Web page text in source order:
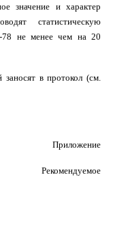
значение и характер
статистическую
78 не менее чем на 20
заносят в протокол (см.
Приложение
Рекомендуемое